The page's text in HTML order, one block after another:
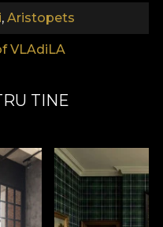
, Aristopets
VLAdiLA
TINE